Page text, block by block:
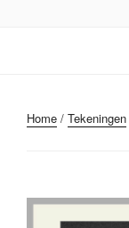
Home / Tekeningen